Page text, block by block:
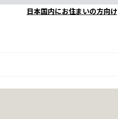
日本国内にお住まいの方向け